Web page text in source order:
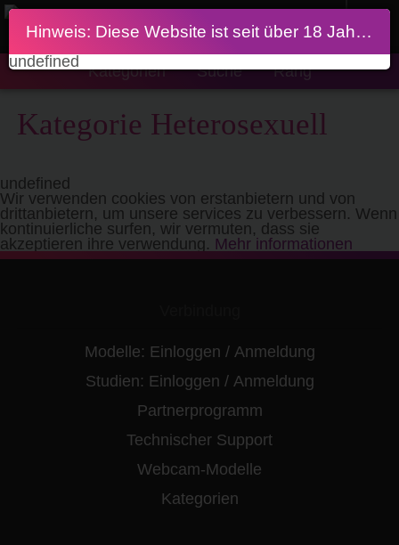
Kategorien Suche Rang
Kategorie Heterosexuell
undefined
Wir verwenden cookies von erstanbietern und von
drittanbietern, um unsere services zu verbessern. Wenn
kontinuierliche surfen, wir vermuten, dass sie
akzeptieren ihre verwendung. Mehr informationen
undefined
Hinweis: Diese Website ist seit über 18 Jahren
Modelle: Einloggen / Anmeldung
Studien: Einloggen / Anmeldung
Partnerprogramm
Technischer Support
Webcam-Modelle
Kategorien